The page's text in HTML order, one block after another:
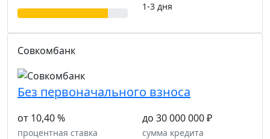
1-3 дня
Совкомбанк
Без первоначального взноса
от 10,40 %
процентная ставка
до 30 000 000 ₽
сумма кредита